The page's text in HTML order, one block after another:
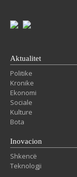
Aktualitet
Politike
Kronike
Ekonomi
Sociale
Kulture
Bota
Inovacion
Shkencë
Teknologji